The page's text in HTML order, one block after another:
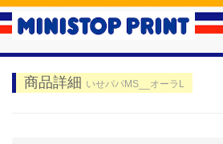
商品詳細 いせパパMS__オーラL